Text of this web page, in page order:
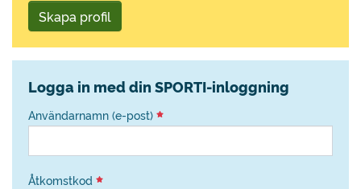
Skapa profil
Logga in med din SPORTI-inloggning
Användarnamn (e-post)
Åtkomstkod